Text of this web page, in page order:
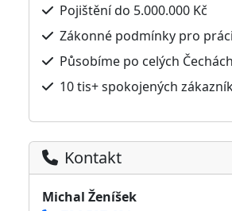
Pojištění do 5.000.000 Kč
Zákonné podmínky pro
Působíme po celých Čechách
10 tis+ spokojených
Kontakt
Michal Ženíšek